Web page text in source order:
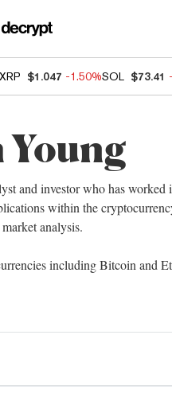
XRP $1.047 -1.50%SOL $73.41
Young
and investor who has
within the
analysis.
including Bitcoin and